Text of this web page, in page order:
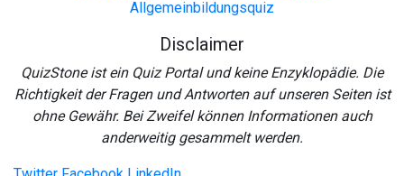
Allgemeinbildungsquiz
Disclaimer
QuizStone ist ein Quiz Portal und keine Enzyklopädie. Die
Richtigkeit der Fragen und Antworten auf unseren Seiten ist
ohne Gewähr. Bei Zweifel können Informationen auch
anderweitig gesammelt werden.